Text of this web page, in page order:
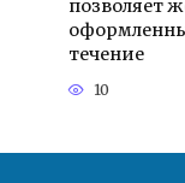
позволяет
течение
10